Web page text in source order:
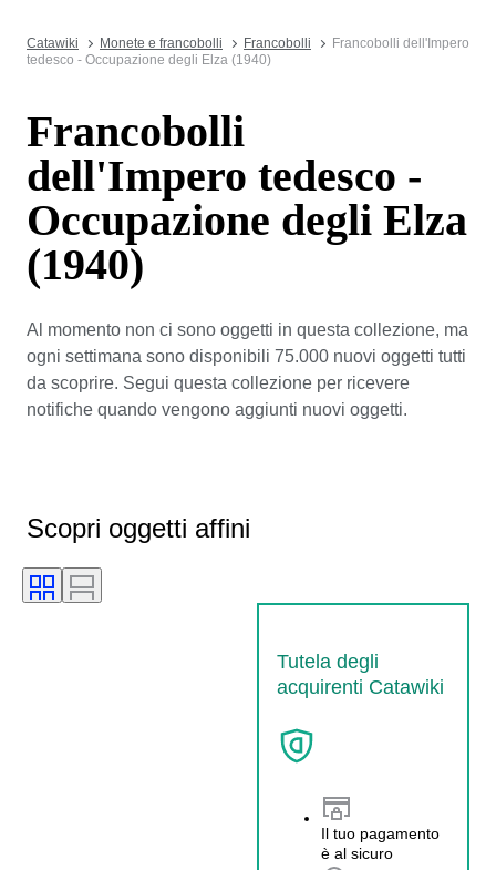
Catawiki Monete e francobolli Francobolli
Francobolli dell'Impero
tedesco - Occupazione degli Elza (1940)
Francobolli
dell'Impero tedesco -
Occupazione degli Elza
(1940)
Al momento non ci sono oggetti in questa collezione, ma
ogni settimana sono disponibili 75.000 nuovi oggetti tutti
da scoprire. Segui questa collezione per ricevere
notifiche quando vengono aggiunti nuovi oggetti.
Scopri oggetti affini
Tutela degli
acquirenti Catawiki
Il tuo pagamento
è al sicuro